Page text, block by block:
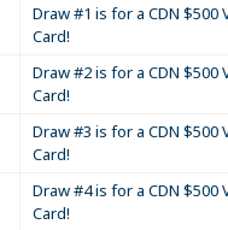
Draw #1 is for a CDN
Card!
Draw #2 is for a CDN
Card!
Draw #3 is for a CDN
Card!
Draw #4 is for a CDN
Card!